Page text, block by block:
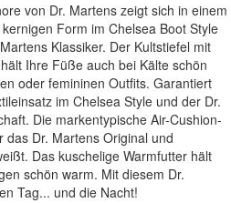
von Dr. Martens zeigt sich in einem
Form im Chelsea Boot Style
Klassiker. Der Kultstiefel mit
Ihre Füße auch bei Kälte schön
oder femininen Outfits. Garantiert
im Chelsea Style und der Dr.
Die markentypische Air-Cushion-
Dr. Martens Original und
Das kuschelige Warmfutter hält
schön warm. Mit diesem Dr.
Tag... und die Nacht!